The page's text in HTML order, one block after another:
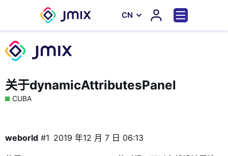
СN
关于dynamicAttributesPanel
CUBA
weborld 2019 年12 月 7 日 06:13
#1